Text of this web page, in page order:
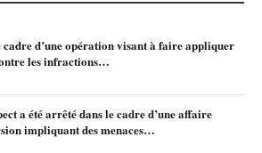
cadre d’une opération visant à faire appliquer
les infractions…
a été arrêté dans le cadre d’une affaire
impliquant des menaces…